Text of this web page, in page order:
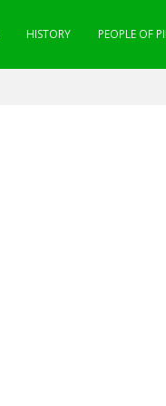
HISTORY PEOPLE OF